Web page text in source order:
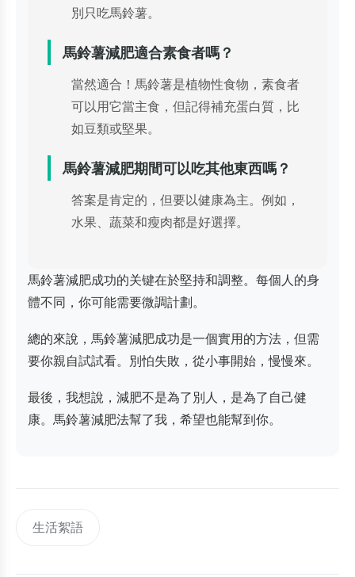
別只吃馬鈴薯。
馬鈴薯減肥適合素食者嗎？
當然適合！馬鈴薯是植物性食物，素食者
可以用它當主食，但記得補充蛋白質，比
如豆類或堅果。
馬鈴薯減肥期間可以吃其他東西嗎？
答案是肯定的，但要以健康為主。例如，
水果、蔬菜和瘦肉都是好選擇。
馬鈴薯減肥成功的关键在於堅持和調整。每個人的身
體不同，你可能需要微調計劃。
總的來說，馬鈴薯減肥成功是一個實用的方法，但需
要你親自試試看。別怕失敗，從小事開始，慢慢來。
最後，我想說，減肥不是為了別人，是為了自己健
康。馬鈴薯減肥法幫了我，希望也能幫到你。
生活絮語